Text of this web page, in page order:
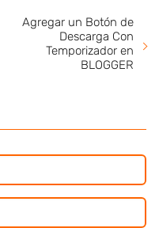
Agregar un Botón de
Descarga Con
Temporizador en
BLOGGER